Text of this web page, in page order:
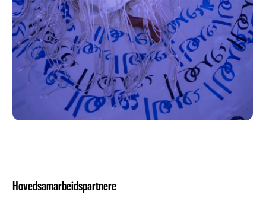
Hovedsamarbeidspartnere